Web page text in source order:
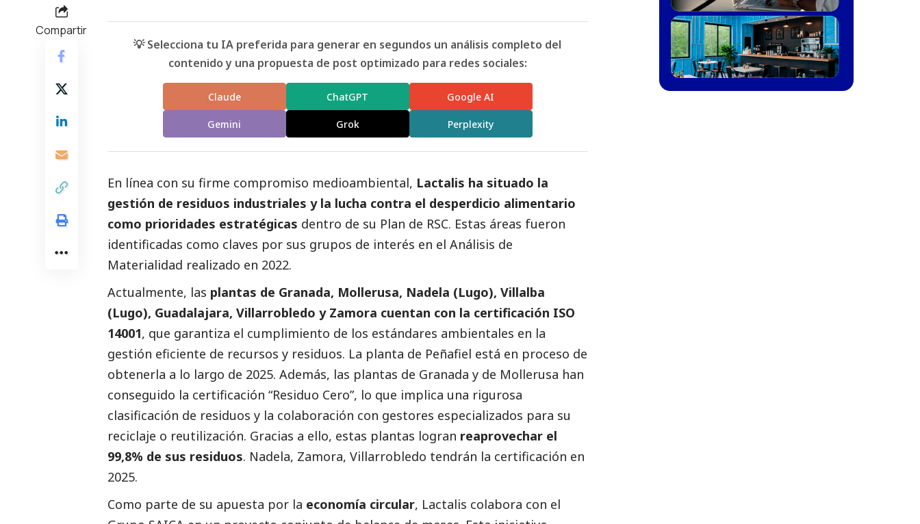
Compartir
💡 Selecciona tu IA preferida para generar en segundos un análisis completo del
contenido y una propuesta de post optimizado para redes sociales:
Claude ChatGPT Google AI
Gemini Grok Perplexity
En línea con su firme compromiso medioambiental, Lactalis ha situado la
gestión de residuos industriales y la lucha contra el desperdicio alimentario
como prioridades estratégicas dentro de su Plan de RSC. Estas áreas fueron
identificadas como claves por sus grupos de interés en el Análisis de
Materialidad realizado en 2022.
Actualmente, las plantas de Granada, Mollerusa, Nadela (Lugo), Villalba
(Lugo), Guadalajara, Villarrobledo y Zamora cuentan con la certificación ISO
14001, que garantiza el cumplimiento de los estándares ambientales en la
gestión eficiente de recursos y residuos. La planta de Peñafiel está en proceso de
obtenerla a lo largo de 2025. Además, las plantas de Granada y de Mollerusa han
conseguido la certificación “Residuo Cero”, lo que implica una rigurosa
clasificación de residuos y la colaboración con gestores especializados para su
reciclaje o reutilización. Gracias a ello, estas plantas logran reaprovechar el
99,8% de sus residuos. Nadela, Zamora, Villarrobledo tendrán la certificación en
2025.
Como parte de su apuesta por la economía circular, Lactalis colabora con el